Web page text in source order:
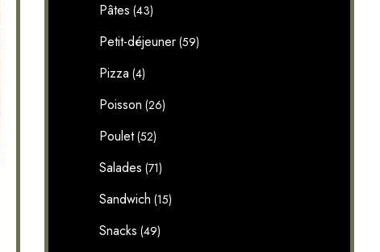
Pâtes (43)
Petit-déjeuner (59)
Pizza (4)
Poisson (26)
Poulet(52)
Salades (71)
Sandwich (15)
Snacks (49)